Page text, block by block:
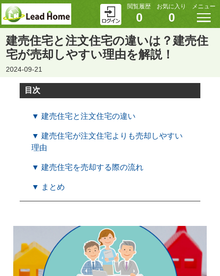
閲覧履歴
0
お気に入り
0
メニュー
建売住宅と注文住宅の違いは？建売住
宅が売却しやすい理由を解説！
2024-09-21
目次
▼ 建売住宅と注文住宅の違い
▼ 建売住宅が注文住宅よりも売却しやすい
理由
▼ 建売住宅を売却する際の流れ
▼ まとめ